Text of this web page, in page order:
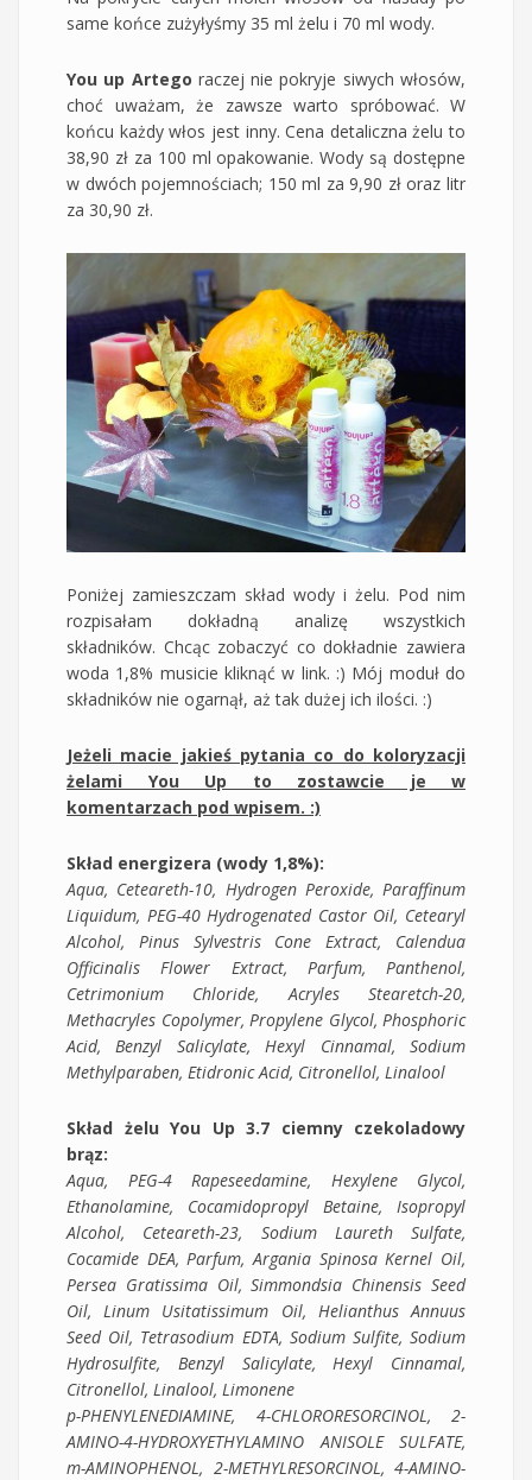
same końce zużyłyśmy 35 ml żelu i 70 ml wody.
You up Artego raczej nie pokryje siwych włosów,
choć uważam, że zawsze warto spróbować. W
końcu każdy włos jest inny. Cena detaliczna żelu to
38,90 zł za 100 ml opakowanie. Wody są dostępne
w dwóch pojemnościach; 150 ml za 9,90 zł oraz litr
za 30,90 zł.
Poniżej zamieszczam skład wody i żelu. Pod nim
rozpisałam dokładną analizę wszystkich
składników. Chcąc zobaczyć co dokładnie zawiera
woda 1,8% musicie kliknąć w link. :) Mój moduł do
składników nie ogarnął, aż tak dużej ich ilości. :)
Jeżeli macie jakieś pytania co do koloryzacji
żelami You Up to zostawcie je w
komentarzach pod wpisem. :)
Skład energizera (wody 1,8%):
Aqua, Ceteareth-10, Hydrogen Peroxide, Paraffinum
Liquidum, PEG-40 Hydrogenated Castor Oil, Cetearyl
Alcohol, Pinus Sylvestris Cone Extract, Calendua
Officinalis Flower Extract, Parfum, Panthenol,
Cetrimonium Chloride, Acryles Stearetch-20,
Methacryles Copolymer, Propylene Glycol, Phosphoric
Acid, Benzyl Salicylate, Hexyl Cinnamal, Sodium
Methylparaben, Etidronic Acid, Citronellol, Linalool
Skład żelu You Up 3.7 ciemny czekoladowy
brąz:
Aqua, PEG-4 Rapeseedamine, Hexylene Glycol,
Ethanolamine, Cocamidopropyl Betaine, Isopropyl
Alcohol, Ceteareth-23, Sodium Laureth Sulfate,
Cocamide DEA, Parfum, Argania Spinosa Kernel Oil,
Persea Gratissima Oil, Simmondsia Chinensis Seed
Oil, Linum Usitatissimum Oil, Helianthus Annuus
Seed Oil, Tetrasodium EDTA, Sodium Sulfite, Sodium
Hydrosulfite, Benzyl Salicylate, Hexyl Cinnamal,
Citronellol, Linalool, Limonene
p-PHENYLENEDIAMINE, 4-CHLORORESORCINOL, 2-
AMINO-4-HYDROXYETHYLAMINO ANISOLE SULFATE,
m-AMINOPHENOL, 2-METHYLRESORCINOL, 4-AMINO-